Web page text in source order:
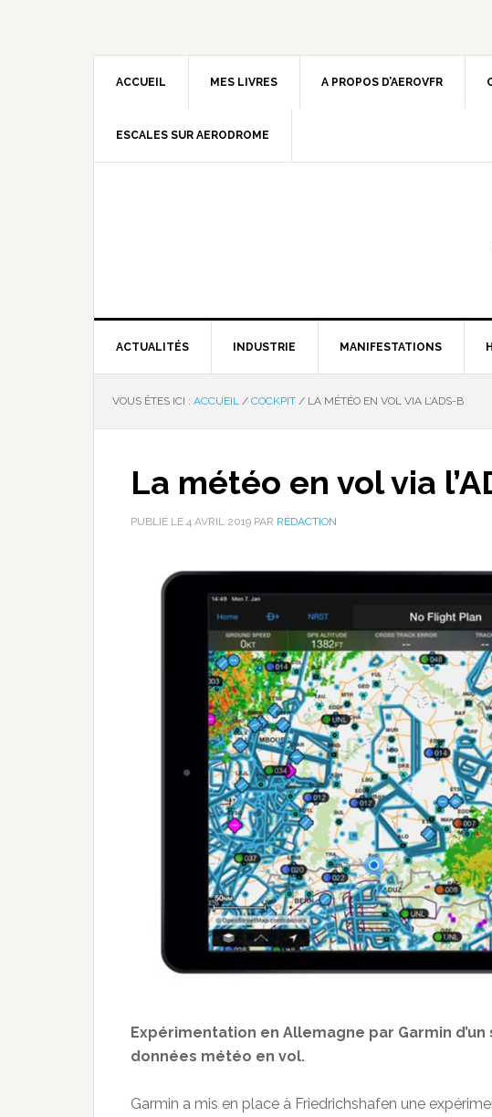
ACCUEIL MES LIVRES A PROPOS D’AEROVFR
ESCALES SUR AERODROME
ACTUALITÉS INDUSTRIE MANIFESTATIONS
VOUS ÊTES ICI : ACCUEIL / COCKPIT / LA MÉTÉO EN VOL VIA L’ADS-B
La météo en vol via
PUBLIÉ LE 4 AVRIL 2019 PAR RÉDACTION
Expérimentation en Allemagne par Garmin
données météo en vol.
Garmin a mis en place à Friedrichshafen une